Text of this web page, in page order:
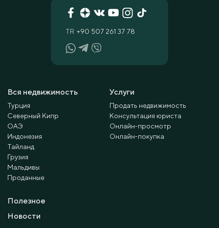
Вся недвижимость
Турция
Северный Кипр
ОАЭ
Индонезия
Тайланд
Грузия
Мальдивы
Проданные
Услуги
Продать недвижимость
Консультация юриста
Онлайн-просмотр
Онлайн-покупка
Полезное
Новости
TR +90 507 261 37 78